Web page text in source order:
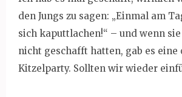
den Jungs zu sagen: „Einmal am
sich kaputtlachen!“ – und wenn
nicht geschafft hatten, gab es eine
Kitzelparty. Sollten wir wieder